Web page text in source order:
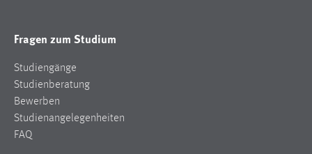
Fragen zum Studium
Studiengänge
Studienberatung
Bewerben
Studienangelegenheiten
FAQ